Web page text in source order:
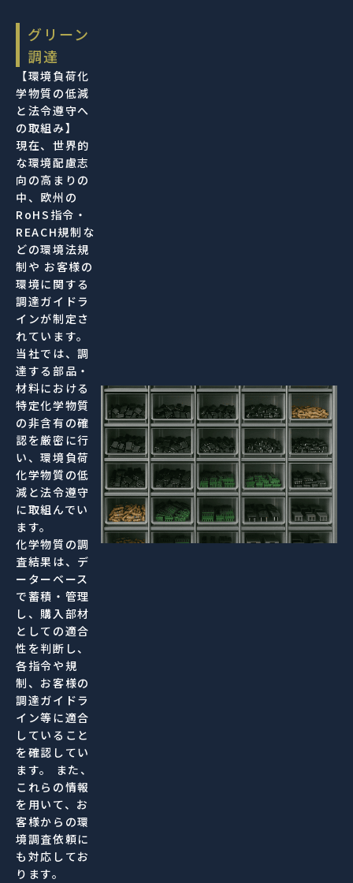
グリーン
調達
【環境負荷化
学物質の低減
と法令遵守へ
の取組み】
現在、世界的
な環境配慮志
向の高まりの
中、欧州の
RoHS指令・
REACH規制な
どの環境法規
制や お客様の
環境に関する
調達ガイドラ
インが制定さ
れています。
当社では、調
達する部品・
材料における
特定化学物質
の非含有の確
認を厳密に行
い、環境負荷
化学物質の低
減と法令遵守
に取組んでい
ます。
化学物質の調
査結果は、デ
ーターベース
で蓄積・管理
し、購入部材
としての適合
性を判断し、
各指令や規
制、お客様の
調達ガイドラ
イン等に適合
していること
を確認してい
ます。 また、
これらの情報
を用いて、お
客様からの環
境調査依頼に
も対応してお
ります。